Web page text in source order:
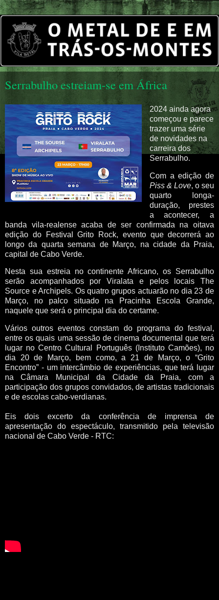
Serrabulho estreiam-se em África
2024 ainda agora
começou e parece
trazer uma série
de novidades na
carreira dos
Serrabulho.
Com a edição de
Piss & Love, o seu
quarto longa-
duração, prestes
a acontecer, a
banda vila-realense acaba de ser confirmada na oitava
edição do Festival Grito Rock, evento que decorrerá ao
longo da quarta semana de Março, na cidade da Praia,
capital de Cabo Verde.
Nesta sua estreia no continente Africano, os Serrabulho
serão acompanhados por Viralata e pelos locais The
Source e Archipels. Os quatro grupos actuarão no dia 23 de
Março, no palco situado na Pracinha Escola Grande,
naquele que será o principal dia do certame.
Vários outros eventos constam do programa do festival,
entre os quais uma sessão de cinema documental que terá
lugar no Centro Cultural Português (Instituto Camões), no
dia 20 de Março, bem como, a 21 de Março, o “Grito
Encontro” - um intercâmbio de experiências, que terá lugar
na Câmara Municipal da Cidade da Praia, com a
participação dos grupos convidados, de artistas tradicionais
e de escolas cabo-verdianas.
Eis dois excerto da conferência de imprensa de
apresentação do espectáculo, transmitido pela televisão
nacional de Cabo Verde - RTC: